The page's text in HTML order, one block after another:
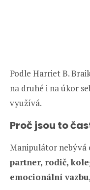
Podle Harriet B.
na druhé i na úkor
využívá.
Proč jsou to
Manipulátor nebývá
partner, rodič,
emocionální vazbu